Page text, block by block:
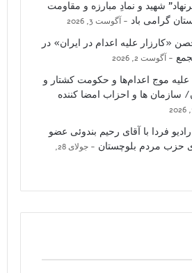
شهید و نمادِ مبارزه و مقاومت
گرامی باد
آگوست 3, 2026
«کارزار علیه اعدام در ایران» در
آگوست 2, 2026
موج اعدام‌ها و حکومت کشتار و
سازمان ها و احزاب امضا کننده
فردا با آقای رحیم بندوئی عضو
حزب مردم بلوچستان
جولای 28,